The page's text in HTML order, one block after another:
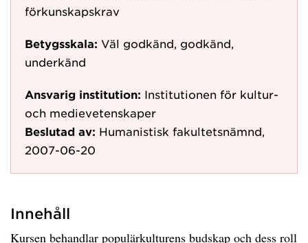
förkunskapskrav
Betygsskala: Väl godkänd, godkänd,
underkänd
Ansvarig institution: Institutionen för kultur-
och medievetenskaper
Beslutad av: Humanistisk fakultetsnämnd,
2007-06-20
Innehåll
Kursen behandlar populärkulturens budskap och dess roll